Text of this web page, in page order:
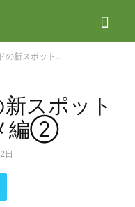
の新スポット...
スポット
編②
日